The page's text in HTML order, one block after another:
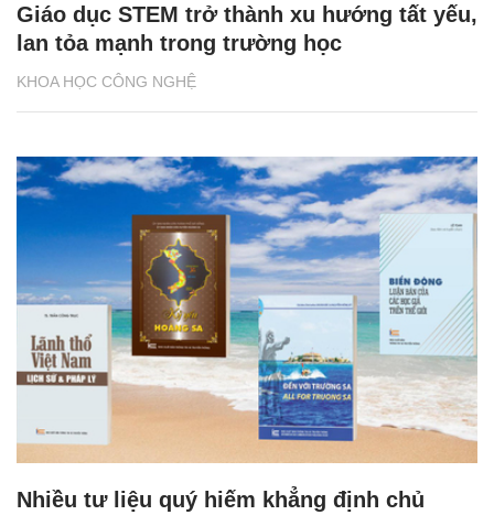
KHOA HỌC CÔNG NGHỆ
Giáo dục STEM trở thành xu hướng tất yếu,
lan tỏa mạnh trong trường học
Nhiều tư liệu quý hiếm khẳng định chủ